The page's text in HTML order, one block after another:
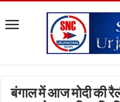
बंगाल में आज मोदी की